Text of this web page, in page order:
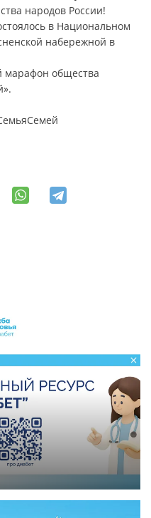
народов России!
в Национальном
набережной в
марафон общества